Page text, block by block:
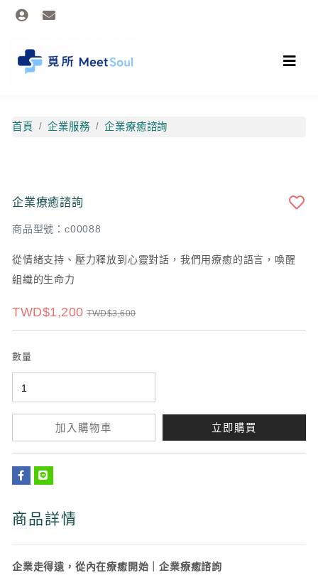
首頁 企業服務 企業療癒諮詢
企業療癒諮詢
商品型號：c00088
從情緒支持、壓力釋放到心靈對話，我們用療癒的語言，喚醒
組織的生命力
TWD$1,200 TWD$3,600
數量
加入購物車 立即購買
商品詳情
企業走得遠，從內在療癒開始｜企業療癒諮詢